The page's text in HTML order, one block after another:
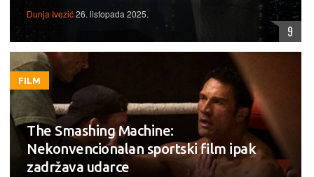
Dunja Ivezić26. listopada 2025.
9
FILM
The Smashing Machine:
Nekonvencionalan sportski film ipak
zadržava udarce